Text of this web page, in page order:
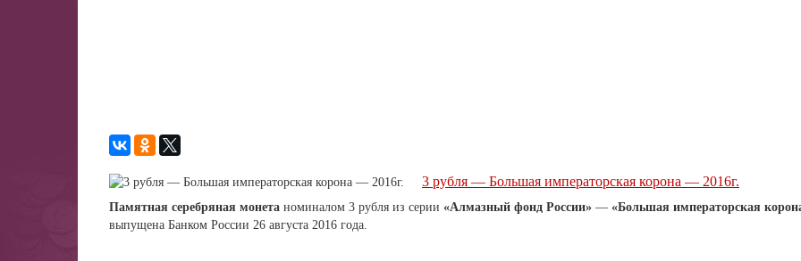
3 рубля — Большая императорская корона — 2016г.
Памятная серебряная монета номиналом 3 рубля из серии «Алмазный фонд России» — «Большая императорская
выпущена Банком России 26 августа 2016 года.